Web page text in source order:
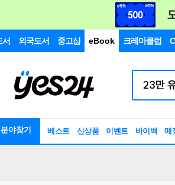
서 외국도서 중고샵 eBook 크레마클럽
야찾기 베스트 신상품 이벤트 바이백 매